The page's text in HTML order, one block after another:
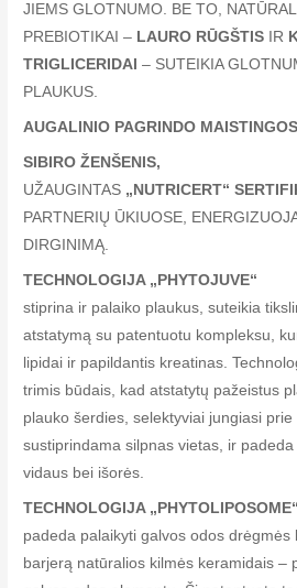
JIEMS GLOTNUMO. BE TO,
PREBIOTIKAI – LAURO RŪGŠTIS IR
TRIGLICERIDAI – SUTEIKIA
PLAUKUS.
AUGALINIO PAGRINDO
SIBIRO ŽENŠENIS,
UŽAUGINTAS „NUTRICERT“
PARTNERIŲ ŪKIUOSE,
DIRGINIMĄ.
TECHNOLOGIJA „PHYTOJUVE“
stiprina ir palaiko plaukus, suteikia
atstatymą su patentuotu kompleksu,
lipidai ir papildantis kreatinas.
trimis būdais, kad atstatytų pažeistus
plauko šerdies, selektyviai jungiasi prie
sustiprindama silpnas vietas, ir
vidaus bei išorės.
TECHNOLOGIJA „PHYTOLIPOSOME“
padeda palaikyti galvos odos drėgmės
barjerą natūralios kilmės keramidais –